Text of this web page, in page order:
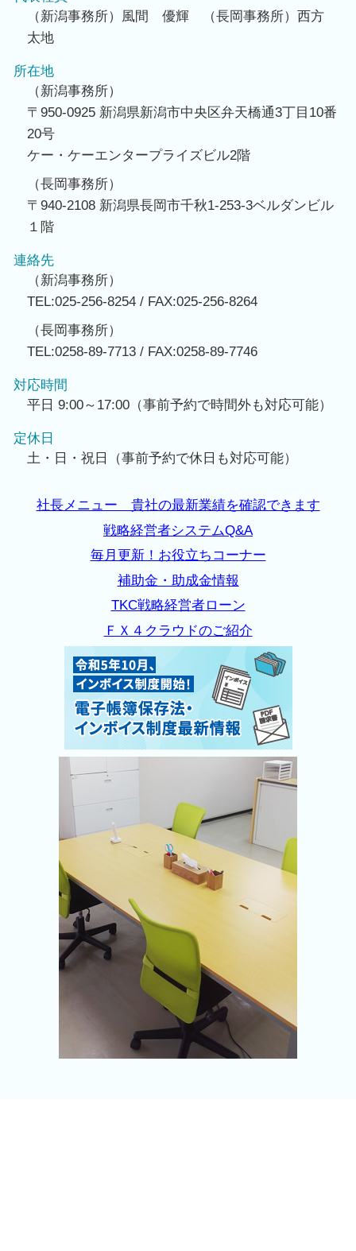
（新潟事務所）風間 優輝 （長岡事務所）西方
太地
所在地
（新潟事務所）
〒950-0925 新潟県新潟市中央区弁天橋通3丁目10番
20号
ケー・ケーエンタープライズビル2階
（長岡事務所）
〒940-2108 新潟県長岡市千秋1-253-3ベルダンビル
１階
連絡先
（新潟事務所）
TEL:025-256-8254 / FAX:025-256-8264
（長岡事務所）
TEL:0258-89-7713 / FAX:0258-89-7746
対応時間
平日 9:00～17:00（事前予約で時間外も対応可能）
定休日
土・日・祝日（事前予約で休日も対応可能）
社長メニュー 貴社の最新業績を確認できます
戦略経営者システムQ&A
毎月更新！お役立ちコーナー
補助金・助成金情報
TKC戦略経営者ローン
ＦＸ４クラウドのご紹介